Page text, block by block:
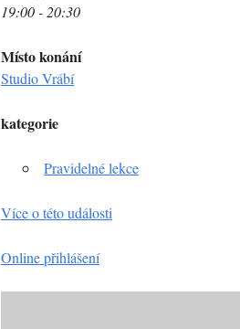
19:00 - 20:30
Místo konání
Studio Vrábí
kategorie
Pravidelné lekce
Více o této události
Online přihlášení